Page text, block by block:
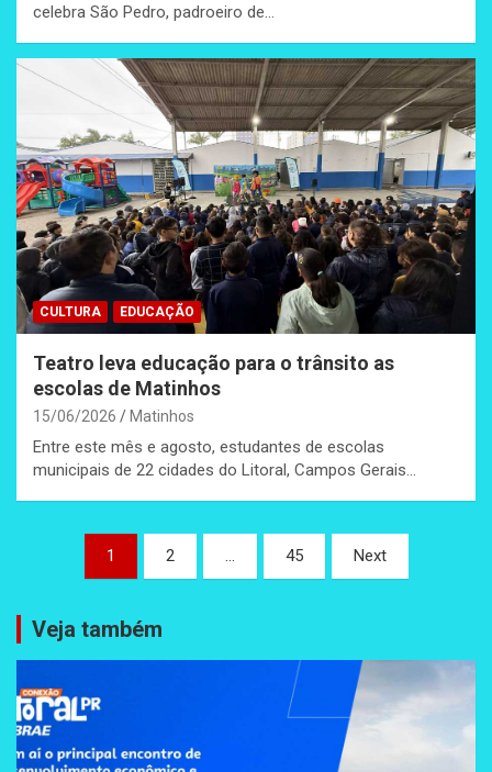
celebra São Pedro, padroeiro de…
CULTURA EDUCAÇÃO
Teatro leva educação para o trânsito as
escolas de Matinhos
15/06/2026 Matinhos
Entre este mês e agosto, estudantes de escolas
municipais de 22 cidades do Litoral, Campos Gerais…
Paginação
posts
1 2 … 45 Next
Veja também